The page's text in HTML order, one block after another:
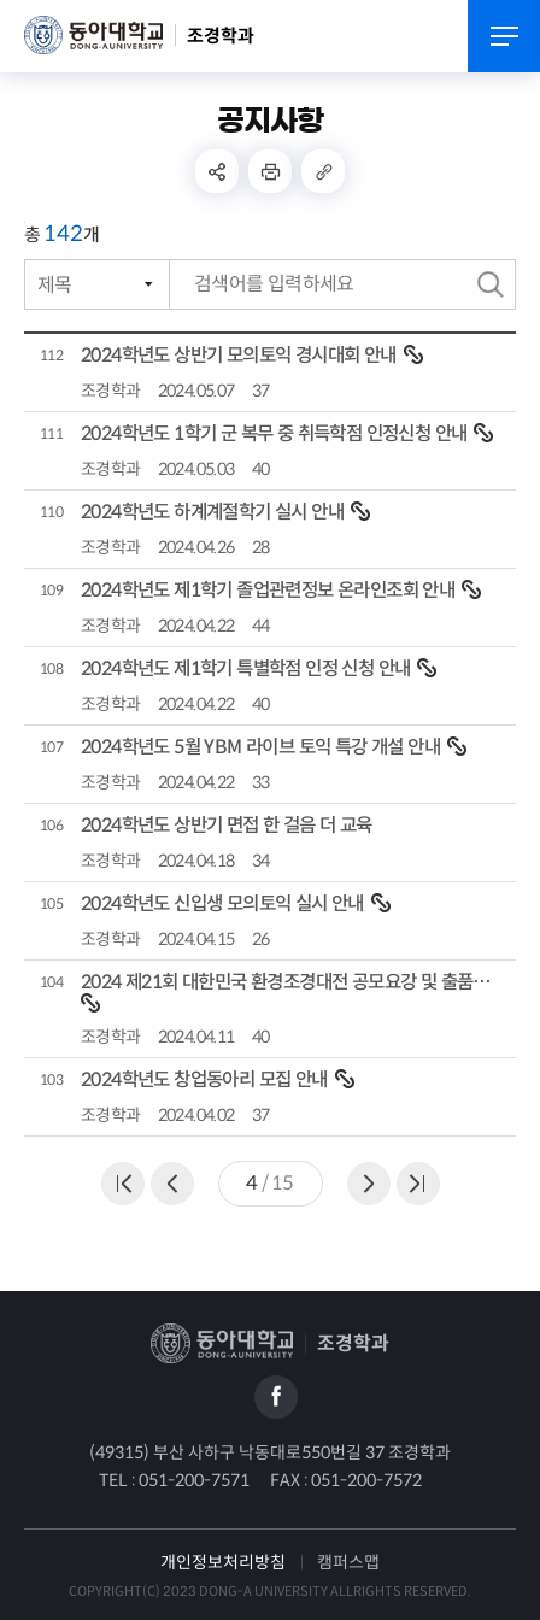
조경학과
공지사항
총 142개
검
색
번호
제목
작성자
작성일자
조회수
112 2024학년도 상반기 모의토익 경시대회 안내
조경학과 2024.05.07 37
111 2024학년도 1학기 군 복무 중 취득학점 인정신청 안내
조경학과 2024.05.03 40
110 2024학년도 하계계절학기 실시 안내
조경학과 2024.04.26 28
109 2024학년도 제1학기 졸업관련정보 온라인조회 안내
조경학과 2024.04.22 44
108 2024학년도 제1학기 특별학점 인정 신청 안내
조경학과 2024.04.22 40
107 2024학년도 5월 YBM 라이브 토익 특강 개설 안내
조경학과 2024.04.22 33
106 2024학년도 상반기 면접 한 걸음 더 교육
조경학과 2024.04.18 34
105 2024학년도 신입생 모의토익 실시 안내
조경학과 2024.04.15 26
104 2024 제21회 대한민국 환경조경대전 공모요강 및 출품신청 안내
조경학과 2024.04.11 40
103 2024학년도 창업동아리 모집 안내
조경학과 2024.04.02 37
4/15
조경학과
(49315) 부산 사하구 낙동대로550번길 37 조경학과
TEL :051-200-7571 FAX :051-200-7572
개인정보처리방침 캠퍼스맵
COPYRIGHT(C) 2023 DONG-A UNIVERSITY ALLRIGHTS RESERVED.